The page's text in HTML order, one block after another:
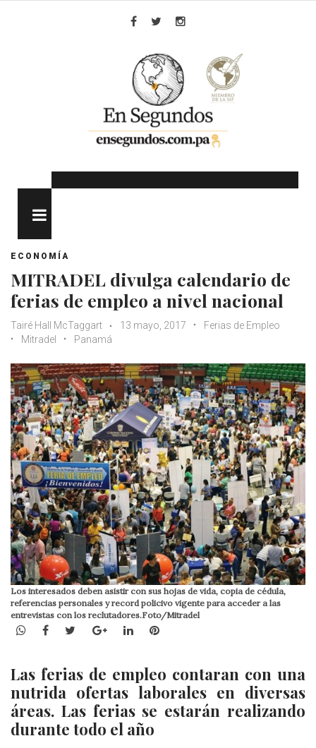
ECONOMÍA
MITRADEL divulga calendario de
ferias de empleo a nivel nacional
Tairé Hall McTaggart 13 mayo, 2017
Ferias de Empleo
Mitradel
Panamá
Los interesados deben asistir con sus hojas de vida, copia de cédula,
referencias personales y record policivo vigente para acceder a las
entrevistas con los reclutadores.Foto/Mitradel
WhatsApp
Facebook
TwitterGoogle+LinkedInPinterest
Las ferias de empleo contaran con una
nutrida ofertas laborales en diversas
áreas. Las ferias se estarán realizando
durante todo el año